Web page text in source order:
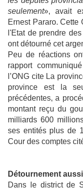
seulement», avait
Ernest Pararo. Cette
l'Etat de prendre
ont détourné cet
Peu de réactions
rapport
l’ONG cite La
province est la
précédentes, a
montant reçu du
milliards 600
ses entités plus de
Cour des comptes
Détournement
Dans le district de